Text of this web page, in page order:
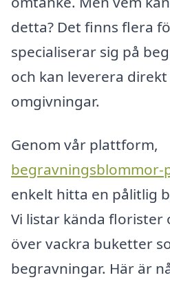
detta? Det finns flera
specialiserar sig på
och kan leverera
omgivningar.
Genom vår plattform,
begravningsblommor-
enkelt hitta en pålitlig
Vi listar kända florister
över vackra buketter
begravningar. Här är